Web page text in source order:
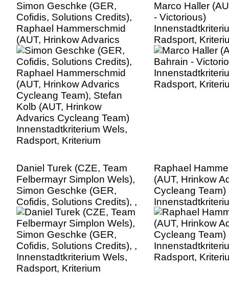
Simon Geschke (GER,
Cofidis, Solutions Credits),
Raphael Hammerschmid
(AUT, Hrinkow Advarics
Cycleang Team), Stefan
Kolb (AUT, Hrinkow
Advarics Cycleang Team)
Innenstadtkriterium Wels,
Radsport, Kriterium
Marco Haller
- Victorious)
Radsport,
Daniel Turek (CZE, Team
Felbermayr Simplon Wels),
Simon Geschke (GER,
Cofidis, Solutions Credits), ,
Innenstadtkriterium Wels,
Radsport, Kriterium
Raphael
(AUT, Hrinkow
Cycleang Team)
Radsport,